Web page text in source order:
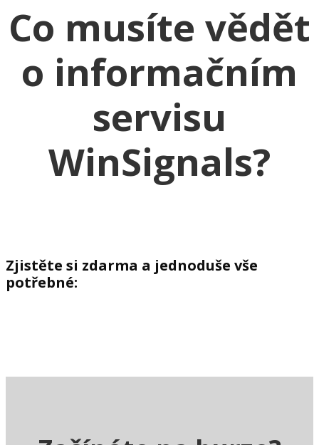
Co musíte vědět
o informačním
servisu
WinSignals?
Zjistěte si zdarma a jednoduše vše
potřebné: